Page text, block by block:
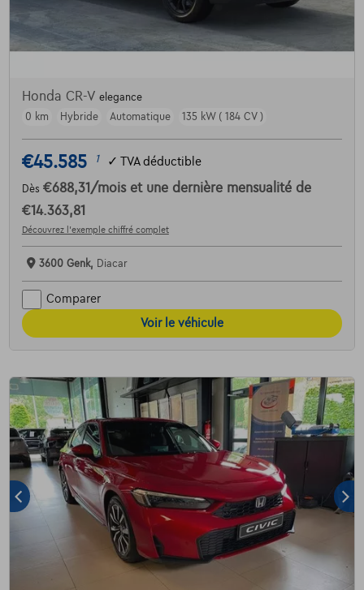
Honda CR-V elegance
0 km
Hybride Automatique 135 kW ( 184 CV )
€45.585 1 ✓ TVA déductible
Dès €688,31 /mois et une dernière mensualité de
€14.363,81
Découvrez l’exemple chiffré complet
3600 Genk, Diacar
Comparer
Voir le véhicule